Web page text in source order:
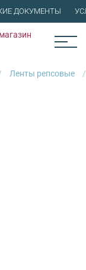
ДОКУМЕНТЫ
Ленты репсовые